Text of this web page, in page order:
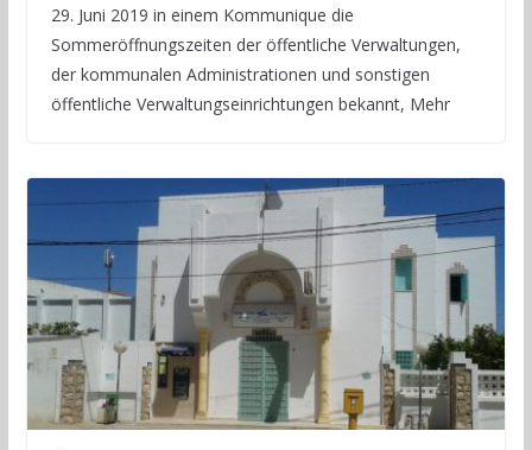
29. Juni 2019 in einem Kommunique die
Sommeröffnungszeiten der öffentliche Verwaltungen,
der kommunalen Administrationen und sonstigen
öffentliche Verwaltungseinrichtungen bekannt, Mehr